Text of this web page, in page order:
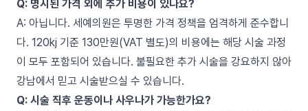
Q: 명시된 가격 외에 추가 비용이 있나요?
A: 아닙니다. 세예의원은 투명한 가격 정책을 엄격하게 준수합니
다. 120kj 기준 130만원(VAT 별도)의 비용에는 해당 시술 과정
이 모두 포함되어 있습니다. 불필요한 추가 시술을 강요하지 않아
강남에서 믿고 시술받으실 수 있습니다.
Q: 시술 직후 운동이나 사우나가 가능한가요?